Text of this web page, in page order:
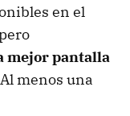
en el
mejor pantalla
menos una